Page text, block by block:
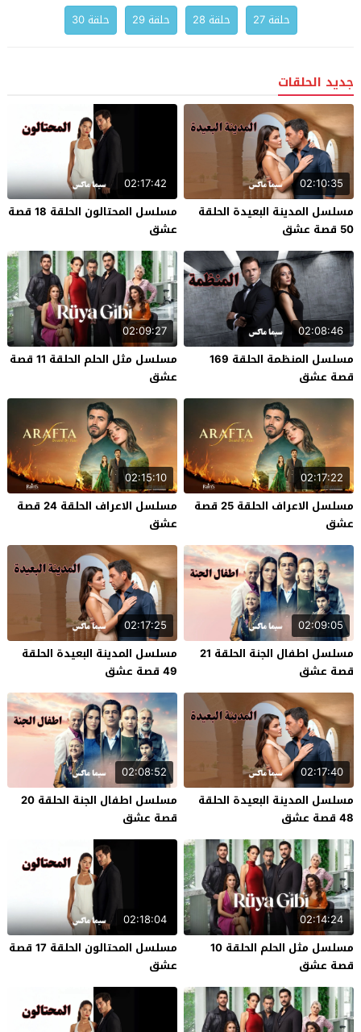
حلقة 27
حلقة 28 حلقة 29 حلقة 30
جديد الحلقات
02:10:35
مسلسل المدينة البعيدة الحلقة
50 قصة عشق
02:17:42
مسلسل المحتالون الحلقة 18 قصة
عشق
02:08:46
مسلسل المنظمة الحلقة 169
قصة عشق
02:09:27
مسلسل مثل الحلم الحلقة 11 قصة
عشق
02:17:22
مسلسل الاعراف الحلقة 25 قصة
عشق
02:15:10
مسلسل الاعراف الحلقة 24 قصة
عشق
02:09:05
مسلسل اطفال الجنة الحلقة 21
قصة عشق
02:17:25
مسلسل المدينة البعيدة الحلقة
49 قصة عشق
02:17:40
مسلسل المدينة البعيدة الحلقة
48 قصة عشق
02:08:52
مسلسل اطفال الجنة الحلقة 20
قصة عشق
02:14:24
مسلسل مثل الحلم الحلقة 10
قصة عشق
02:18:04
مسلسل المحتالون الحلقة 17 قصة
عشق